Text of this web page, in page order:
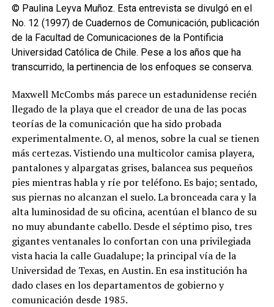
© Paulina Leyva Muñoz. Esta entrevista se divulgó en el
No. 12 (1997) de Cuadernos de Comunicación, publicación
de la Facultad de Comunicaciones de la Pontificia
Universidad Católica de Chile. Pese a los años que ha
transcurrido, la pertinencia de los enfoques se conserva.
Maxwell McCombs más parece un estadunidense recién
llegado de la playa que el creador de una de las pocas
teorías de la comunicación que ha sido probada
experimentalmente. O, al menos, sobre la cual se tienen
más certezas. Vistiendo una multicolor camisa playera,
pantalones y alpargatas grises, balancea sus pequeños
pies mientras habla y ríe por teléfono. Es bajo; sentado,
sus piernas no alcanzan el suelo. La bronceada cara y la
alta luminosidad de su oficina, acentúan el blanco de su
no muy abundante cabello. Desde el séptimo piso, tres
gigantes ventanales lo confortan con una privilegiada
vista hacia la calle Guadalupe; la principal vía de la
Universidad de Texas, en Austin. En esa institución ha
dado clases en los departamentos de gobierno y
comunicación desde 1985.